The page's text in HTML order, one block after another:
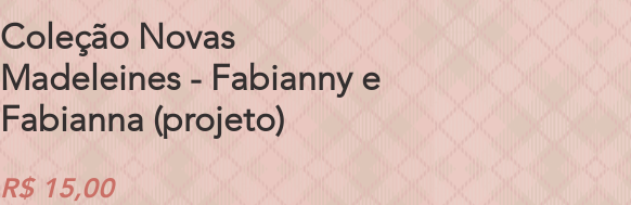
Coleção Novas
Madeleines - Fabianny e
Fabianna (projeto)
R$ 15,00Preço